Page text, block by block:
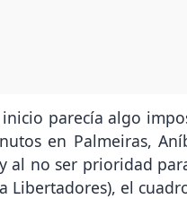
parecía algo
en Palmeiras,
al no ser prioridad
Libertadores), el